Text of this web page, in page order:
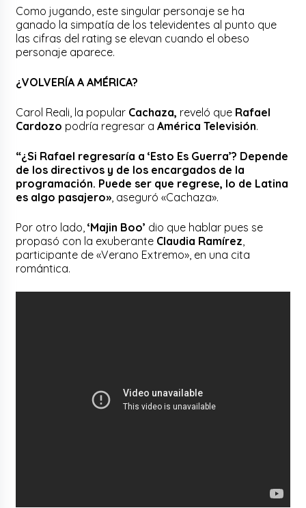
Como jugando, este singular personaje se ha
ganado la simpatía de los televidentes al punto que
las cifras del rating se elevan cuando el obeso
personaje aparece.
¿VOLVERÍA A AMÉRICA?
Carol Reali, la popular Cachaza, reveló que Rafael
Cardozo podría regresar aAmérica Televisión.
“¿Si Rafael regresaría a ‘Esto Es Guerra’? Depende
de los directivos y de los encargados de la
programación. Puede ser que regrese, lo de Latina
es algo pasajero» , aseguró «Cachaza».
Por otro lado,‘Majin Boo’ dio que hablar pues se
propasó con la exuberante Claudia Ramírez
participante de «Verano Extremo», en una cita
romántica.